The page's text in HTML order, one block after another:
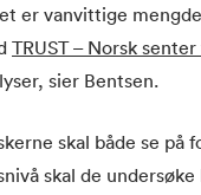
er vanvittige
TRUST– Norsk
sier Bentsen.
skal både se på
skal de